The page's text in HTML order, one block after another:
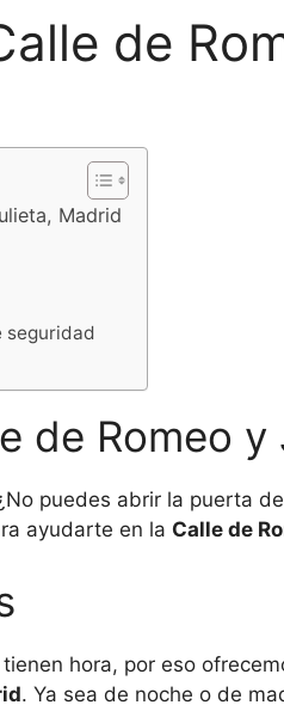
de
Madrid
seguridad
de Romeo
puedes abrir la puerta
ayudarte en la Calle de
hora, por eso
. Ya sea de noche o de